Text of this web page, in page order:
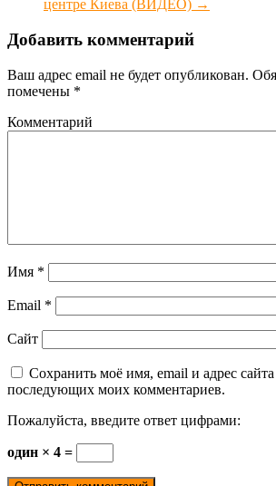
центре Киева (ВИДЕО) →
Добавить комментарий
Ваш адрес email не будет опубликован.
помечены *
Комментарий
Имя *
Email *
Сайт
Сохранить моё имя, email и адрес сайта
последующих моих комментариев.
Пожалуйста, введите ответ цифрами:
один × 4 =